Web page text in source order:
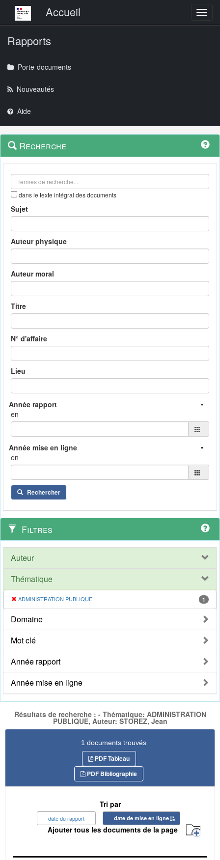
Menu principalAccueil
Rapports
Porte-documents
Nouveautés
Aide
Navigation
outils
Menu
contextuel
Recherche
dans le texte intégral des documents
Sujet
Auteur physique
Auteur moral
Titre
N° d'affaire
Lieu
en
en
Rechercher
Filtres
Auteur
Thématique
ADMINISTRATION PUBLIQUE 1
Domaine
Mot clé
Année rapport
Année mise en ligne
Résultats de recherche : - Thématique: ADMINISTRATION
PUBLIQUE, Auteur: STOREZ, Jean
1 documents trouvés
PDF Tableau
PDF Bibliographie
Tri par
date du rapport date de mise en ligne
Ajouter tous les documents de la page